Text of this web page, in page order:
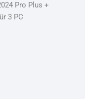
Pro Plus +
3 PC